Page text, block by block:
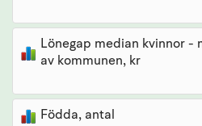
Lönegap median kvinnor -
av kommunen, kr
Födda, antal